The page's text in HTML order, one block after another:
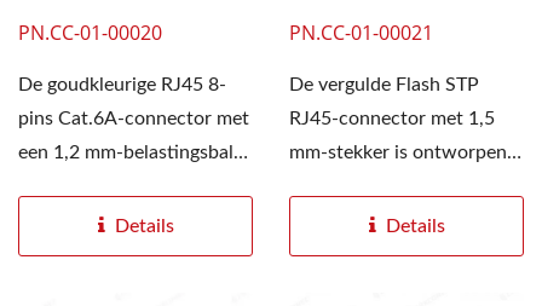
PN.CC-01-00020
De goudkleurige RJ45 8-
pins Cat.6A-connector met
een 1,2 mm-belastingsbalk
diameter...
Details
PN.CC-01-00021
De vergulde Flash STP
RJ45-connector met 1,5
mm-stekker is ontworpen
Details